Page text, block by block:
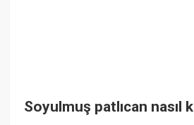
Soyulmuş patlıcan nasıl